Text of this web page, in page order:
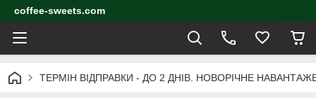
coffee-sweets.com
ТЕРМІН ВІДПРАВКИ - ДО 2 ДНІВ. НОВОРІЧНЕ